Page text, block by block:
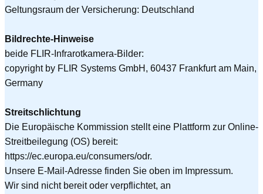
Geltungsraum der Versicherung: Deutschland
Bildrechte-Hinweise
beide FLIR-Infrarotkamera-Bilder:
copyright by FLIR Systems GmbH, 60437 Frankfurt am Main,
Germany
Streitschlichtung
Die Europäische Kommission stellt eine Plattform zur Online-
Streitbeilegung (OS) bereit:
https://ec.europa.eu/consumers/odr.
Unsere E-Mail-Adresse finden Sie oben im Impressum.
Wir sind nicht bereit oder verpflichtet, an